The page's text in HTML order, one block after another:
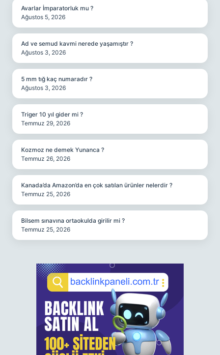
Avarlar İmparatorluk mu ?
Ağustos 5, 2026
Ad ve semud kavmi nerede yaşamıştır ?
Ağustos 3, 2026
5 mm tığ kaç numaradır ?
Ağustos 3, 2026
Triger 10 yıl gider mi ?
Temmuz 29, 2026
Kozmoz ne demek Yunanca ?
Temmuz 26, 2026
Kanada’da Amazon’da en çok satılan ürünler nelerdir ?
Temmuz 25, 2026
Bilsem sınavına ortaokulda girilir mi ?
Temmuz 25, 2026